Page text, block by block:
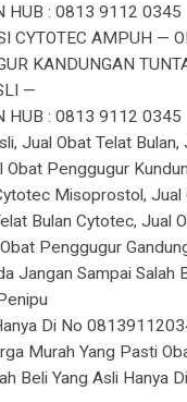
HUB : 0813 9112 0345
CYTOTEC AMPUH —
KANDUNGAN
—
HUB : 0813 9112 0345
Jual Obat Telat Bulan,
Obat Penggugur
Misoprostol, Jual
Bulan Cytotec, Jual
Penggugur
Jangan Sampai Salah
Di No
Murah Yang Pasti
Beli Yang Asli Hanya Di